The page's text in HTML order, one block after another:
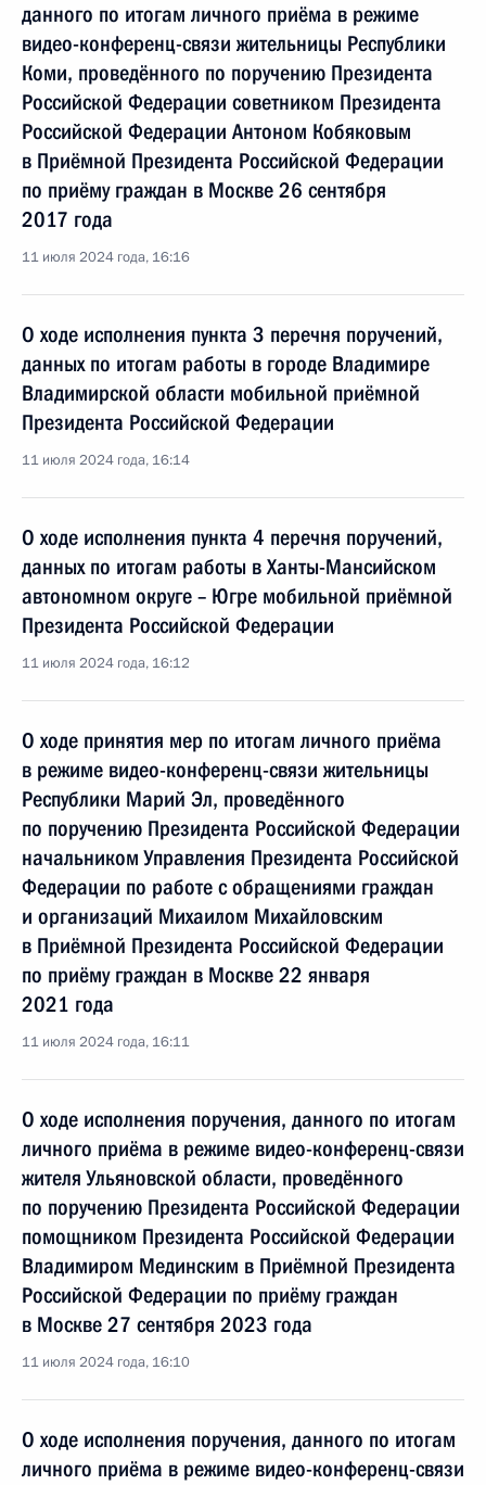
данного по итогам личного приёма в режиме
видео-конференц-связи жительницы Республики
Коми, проведённого по поручению Президента
Российской Федерации советником Президента
Российской Федерации Антоном Кобяковым
в Приёмной Президента Российской Федерации
по приёму граждан в Москве 26 сентября
2017 года
11 июля 2024 года, 16:16
О ходе исполнения пункта 3 перечня поручений,
данных по итогам работы в городе Владимире
Владимирской области мобильной приёмной
Президента Российской Федерации
11 июля 2024 года, 16:14
О ходе исполнения пункта 4 перечня поручений,
данных по итогам работы в Ханты-Мансийском
автономном округе – Югре мобильной приёмной
Президента Российской Федерации
11 июля 2024 года, 16:12
О ходе принятия мер по итогам личного приёма
в режиме видео-конференц-связи жительницы
Республики Марий Эл, проведённого
по поручению Президента Российской Федерации
начальником Управления Президента Российской
Федерации по работе с обращениями граждан
и организаций Михаилом Михайловским
в Приёмной Президента Российской Федерации
по приёму граждан в Москве 22 января
2021 года
11 июля 2024 года, 16:11
О ходе исполнения поручения, данного по итогам
личного приёма в режиме видео-конференц-связи
жителя Ульяновской области, проведённого
по поручению Президента Российской Федерации
помощником Президента Российской Федерации
Владимиром Мединским в Приёмной Президента
Российской Федерации по приёму граждан
в Москве 27 сентября 2023 года
11 июля 2024 года, 16:10
О ходе исполнения поручения, данного по итогам
личного приёма в режиме видео-конференц-связи